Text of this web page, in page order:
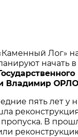
Лог»
начать в
Владимир
пять лет у
реконструкция
пропуска. В